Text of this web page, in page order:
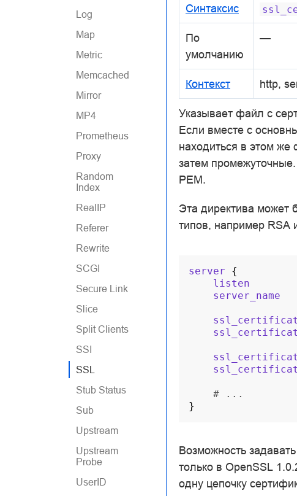
Log
Map
Metric
Memcached
Mirror
MP4
Prometheus
Proxy
Random
Index
RealIP
Referer
Rewrite
SCGI
Secure Link
Slice
Split Clients
SSI
SSL
Stub Status
Sub
Upstream
Upstream
Probe
UserID
Синтаксис
По
умолчанию
—
Контекст http,
Указывает файл с
Если вместе с
находиться в этом
затем
PEM.
Эта директива может
типов, например RSA
server
{
listen
server_name
# ...
}
Возможность
только в OpenSSL
одну цепочку